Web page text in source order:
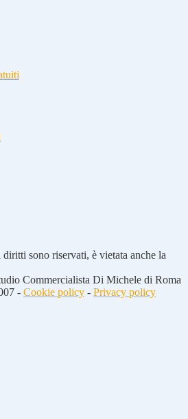
sono riservati, è vietata anche la
Commercialista Di Michele di Roma
- Cookie policy - Privacy policy